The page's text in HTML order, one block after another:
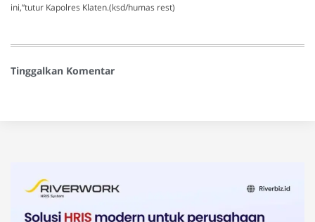
ini,”tutur Kapolres Klaten.(ksd/humas rest)
Tinggalkan Komentar